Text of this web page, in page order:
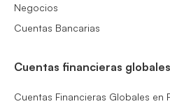
Negocios
Cuentas Bancarias
Cuentas financieras globales
Cuentas Financieras Globales en